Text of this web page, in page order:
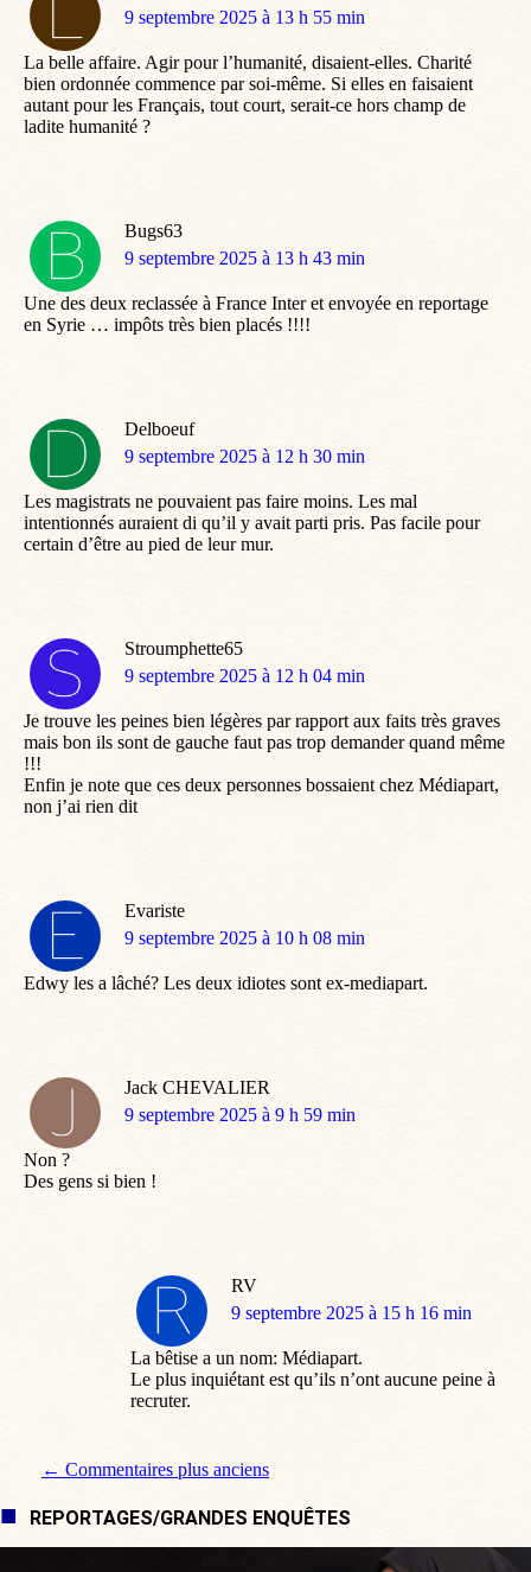
dit
9 septembre 2025 à 13 h 55 min
La belle affaire. Agir pour l’humanité, disaient-elles. Charité
bien ordonnée commence par soi-même. Si elles en faisaient
autant pour les Français, tout court, serait-ce hors champ de
ladite humanité ?
Bugs63
dit
9 septembre 2025 à 13 h 43 min
Une des deux reclassée à France Inter et envoyée en reportage
en Syrie … impôts très bien placés !!!!
Delboeuf
dit
9 septembre 2025 à 12 h 30 min
Les magistrats ne pouvaient pas faire moins. Les mal
intentionnés auraient di qu’il y avait parti pris. Pas facile pour
certain d’être au pied de leur mur.
Stroumphette65
dit
9 septembre 2025 à 12 h 04 min
Je trouve les peines bien légères par rapport aux faits très graves
mais bon ils sont de gauche faut pas trop demander quand même
!!!
Enfin je note que ces deux personnes bossaient chez Médiapart,
non j’ai rien dit
Evariste
dit
9 septembre 2025 à 10 h 08 min
Edwy les a lâché? Les deux idiotes sont ex-mediapart.
Jack CHEVALIER
dit
9 septembre 2025 à 9 h 59 min
Non ?
Des gens si bien !
RV
dit
9 septembre 2025 à 15 h 16 min
La bêtise a un nom: Médiapart.
Le plus inquiétant est qu’ils n’ont aucune peine à
recruter.
Navigation de commentaire
← Commentaires plus anciens
REPORTAGES/GRANDES ENQUÊTES